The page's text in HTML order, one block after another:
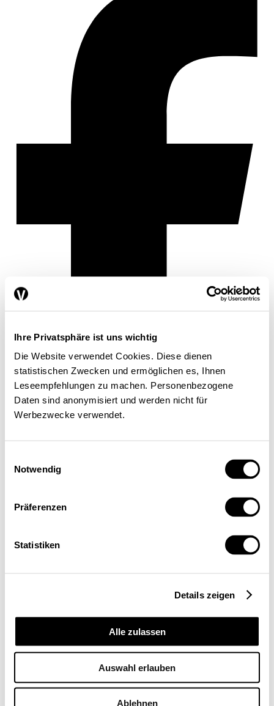
Ihre Privatsphäre ist uns wichtig
Die Website verwendet Cookies. Diese dienen
statistischen Zwecken und ermöglichen es, Ihnen
Leseempfehlungen zu machen. Personenbezogene
Daten sind anonymisiert und werden nicht für
Werbezwecke verwendet.
Notwendig
Präferenzen
Statistiken
Details zeigen
Alle zulassen
Auswahl erlauben
Ablehnen